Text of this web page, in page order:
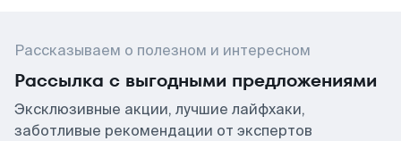
Рассказываем о полезном и интересном
Рассылка с выгодными предложениями
Эксклюзивные акции, лучшие лайфхаки,
заботливые рекомендации от экспертов